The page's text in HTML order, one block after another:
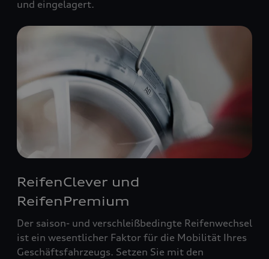
und eingelagert.
ReifenClever und
ReifenPremium
Der saison- und verschleißbedingte Reifenwechsel
ist ein wesentlicher Faktor für die Mobilität Ihres
Geschäftsfahrzeugs. Setzen Sie mit den